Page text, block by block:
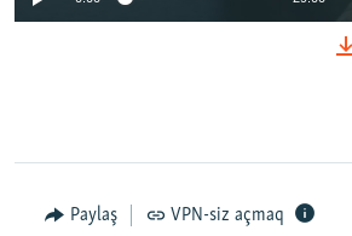
Paylaş VPN-siz açmaq